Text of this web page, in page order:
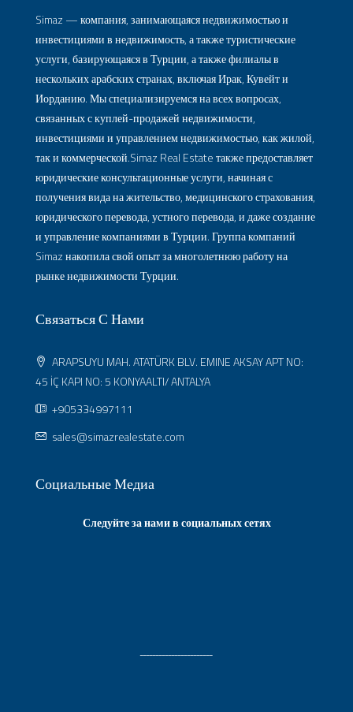
Simaz — компания, занимающаяся недвижимостью и
инвестициями в недвижимость, а также туристические
услуги, базирующаяся в Турции, а также филиалы в
нескольких арабских странах, включая Ирак, Кувейт и
Иорданию. Мы специализируемся на всех вопросах,
связанных с куплей-продажей недвижимости,
инвестициями и управлением недвижимостью, как жилой,
так и коммерческой.Simaz Real Estate также предоставляет
юридические консультационные услуги, начиная с
получения вида на жительство, медицинского страхования,
юридического перевода, устного перевода, и даже создание
и управление компаниями в Турции. Группа компаний
Simaz накопила свой опыт за многолетнюю работу на
рынке недвижимости Турции.
Связаться С Нами
ARAPSUYU MAH. ATATÜRK BLV. EMINE AKSAY APT NO:
45 İÇ KAPI NO: 5 KONYAALTI/ ANTALYA
+905334997111
sales@simazrealestate.com
Социальные Медиа
Следуйте за нами в социальных сетях
ـــــــــــــــــــــــ